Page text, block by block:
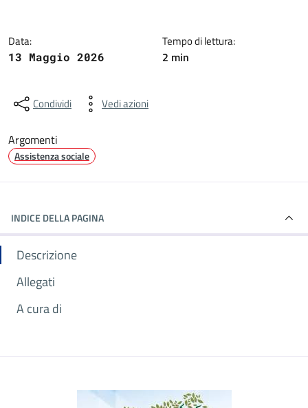
Data:
13 Maggio 2026
Tempo di lettura:
2 min
Condividi Vedi azioni
Argomenti
Assistenza sociale
INDICE DELLA PAGINA
Descrizione
Allegati
A cura di